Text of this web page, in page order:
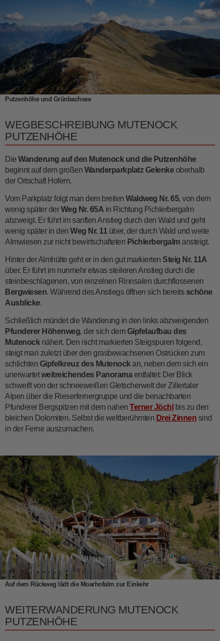
Putzenhöhe und Grünbachsee
WEGBESCHREIBUNG MUTENOCK
PUTZENHÖHE
Die Wanderung auf den Mutenock und die Putzenhöhe
beginnt auf dem großen Wanderparkplatz Gelenkeoberhalb
der Ortschaft Hofern.
Vom Parkplatz folgt man dem breiten Waldweg Nr. 65, von dem
wenig später derWeg Nr. 65A in Richtung Pichlerbergalm
abzweigt. Er führt im sanften Anstieg durch den Wald und geht
wenig später in den Weg Nr. 11über, der durch Wald und weite
Almwiesen zur nicht bewirtschafteten Pichlerbergalm ansteigt.
Hinter der Almhütte geht er in den gut markierten Steig Nr. 11A
über. Er führt im nunmehr etwas steileren Anstieg durch die
steinbeschlagenen, von einzelnen Rinnsalen durchflossenen
Bergwiesen. Während des Anstiegs öffnen sich bereits schöne
Ausblicke.
Schließlich mündet die Wanderung in den links abzweigenden
Pfunderer Höhenweg, der sich demGipfelaufbau des
Mutenocknähert. Den nicht markierten Steigspuren folgend,
steigt man zuletzt über den grasbewachsenen Ostrücken zum
schlichten Gipfelkreuz des Mutenockan, neben dem sich ein
unerwartetweitreichendes Panoramaentfaltet: Der Blick
schweift von der schneeweißen Gletscherwelt der Zillertaler
Alpen über die Rieserfernergruppe und die benachbarten
Pfunderer Bergspitzen mit dem nahen Terner Jöchl bis zu den
bleichen Dolomiten. Selbst die weltberühmten Drei Zinnen sind
in der Ferne auszumachen.
Auf dem Rückweg lädt die Moarhofalm zur Einkehr
WEITERWANDERUNG MUTENOCK
PUTZENHÖHE